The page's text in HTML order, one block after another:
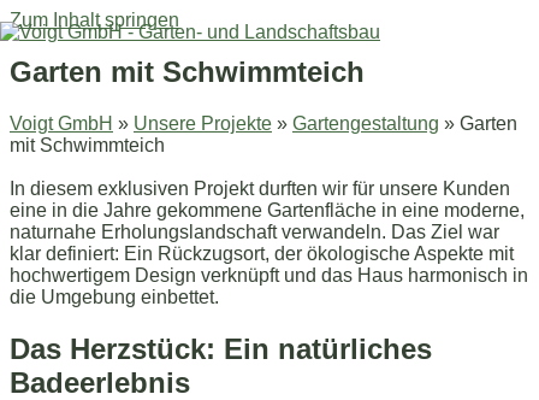
Zum Inhalt springen
Garten mit Schwimmteich
Voigt GmbH » Unsere Projekte » Gartengestaltung » Garten
mit Schwimmteich
In diesem exklusiven Projekt durften wir für unsere Kunden
eine in die Jahre gekommene Gartenfläche in eine moderne,
naturnahe Erholungslandschaft verwandeln. Das Ziel war
klar definiert: Ein Rückzugsort, der ökologische Aspekte mit
hochwertigem Design verknüpft und das Haus harmonisch in
die Umgebung einbettet.
Das Herzstück: Ein natürliches
Badeerlebnis